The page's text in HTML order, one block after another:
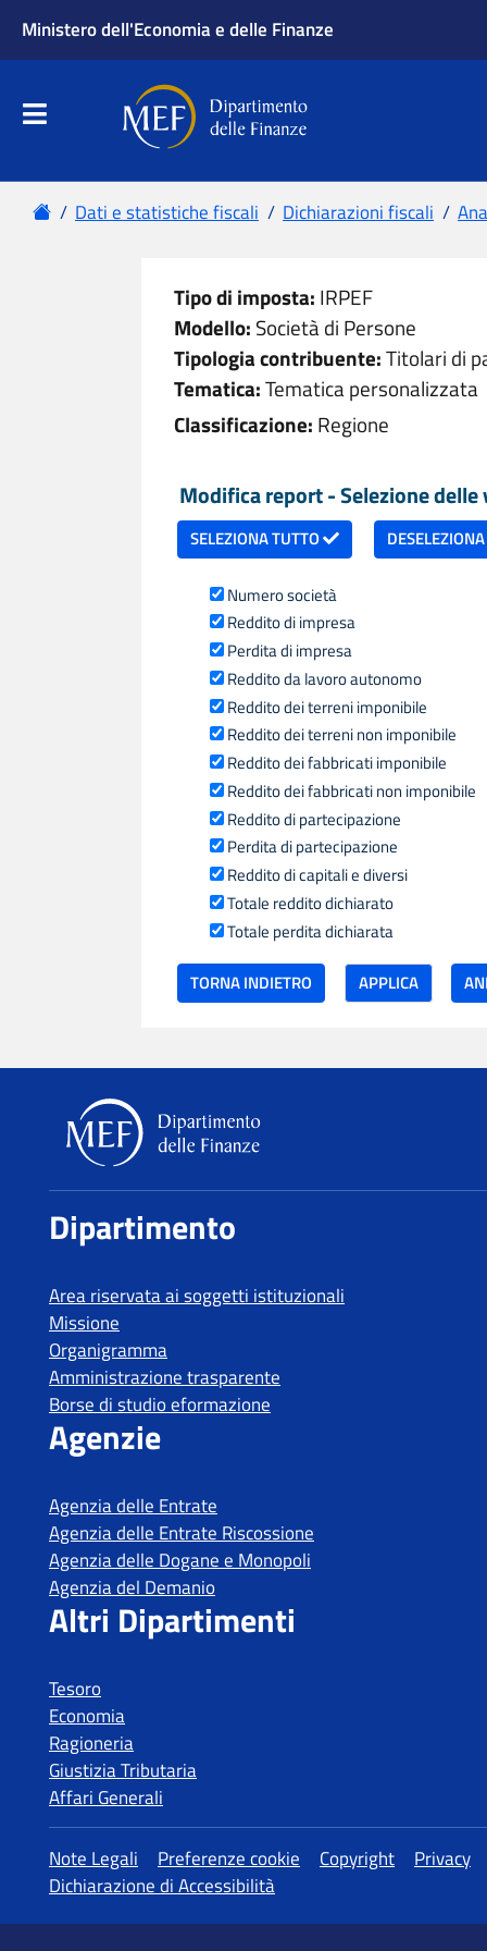
Ministero dell'Economia e delle Finanze
Apri menu principale
Dipartimento delle Finanze
Menu principale
HomeDati e statistiche fiscali Dichiarazioni fiscali
Tipo di imposta: IRPEF
Modello: Società di Persone
Tipologia contribuente:Titolari di
Tematica:Tematica personalizzata
Classificazione: Regione
Modifica report - Selezione delle
SELEZIONA TUTTO
Numero società
Reddito di impresa
Perdita di impresa
Reddito da lavoro autonomo
Reddito dei terreni imponibile
Reddito dei terreni non imponibile
Reddito dei fabbricati imponibile
Reddito dei fabbricati non imponibile
Reddito di partecipazione
Perdita di partecipazione
Reddito di capitali e diversi
Totale reddito dichiarato
Totale perdita dichiarata
TORNA INDIETRO
Dipartimento delle Finanze
Dipartimento
Area riservata ai soggetti istituzionali
Missione
Organigramma
Amministrazione trasparente
Borse di studio eformazione
Agenzie
Agenzia delle Entrate
Agenzia delle Entrate Riscossione
Agenzia delle Dogane e Monopoli
Agenzia del Demanio
Altri Dipartimenti
Tesoro
Economia
Ragioneria
Giustizia Tributaria
Affari Generali
Altre informazioni
Note Legali Preferenze cookie Copyright
Privacy
Dichiarazione di Accessibilità